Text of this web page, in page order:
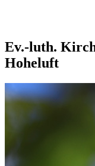
Ev.-luth.
Hoheluft